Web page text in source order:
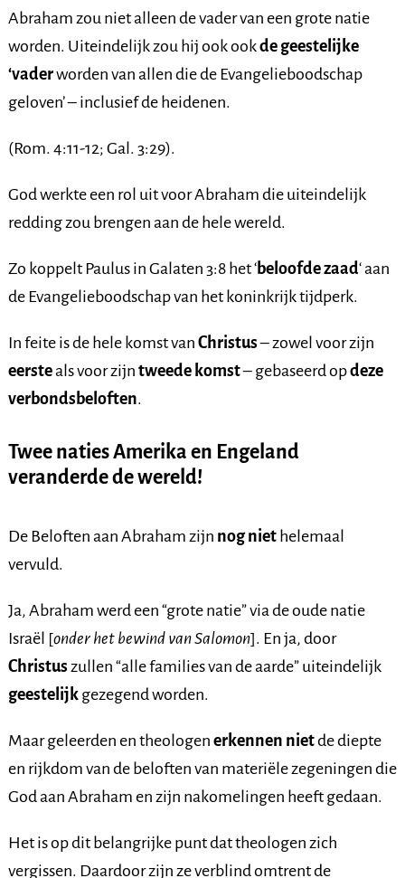
Abraham zou niet alleen de vader van een grote natie
worden. Uiteindelijk zou hij ook ookde geestelijke
‘vaderworden van allen die de Evangelieboodschap
geloven’ – inclusief de heidenen.
(Rom. 4:11-12; Gal. 3:29).
God werkte een rol uit voor Abraham die uiteindelijk
redding zou brengen aan de hele wereld.
Zo koppelt Paulus in Galaten 3:8 het ‘beloofde zaad‘ aan
de Evangelieboodschap van het koninkrijk tijdperk.
In feite is de hele komst van Christus– zowel voor zijn
eersteals voor zijn tweede komst– gebaseerd opdeze
verbondsbeloften.
Twee naties Amerika en Engeland
veranderde de wereld!
De Beloften aan Abraham zijn nog niethelemaal
vervuld.
Ja, Abraham werd een “grote natie” via de oude natie
Israël [onder het bewind van Salomon]. En ja, door
Christus zullen “alle families van de aarde” uiteindelijk
geestelijkgezegend worden.
Maar geleerden en theologen erkennen nietde diepte
en rijkdom van de beloften van materiële zegeningen die
God aan Abraham en zijn nakomelingen heeft gedaan.
Het is op dit belangrijke punt dat theologen zich
vergissen. Daardoor zijn ze verblind omtrent de